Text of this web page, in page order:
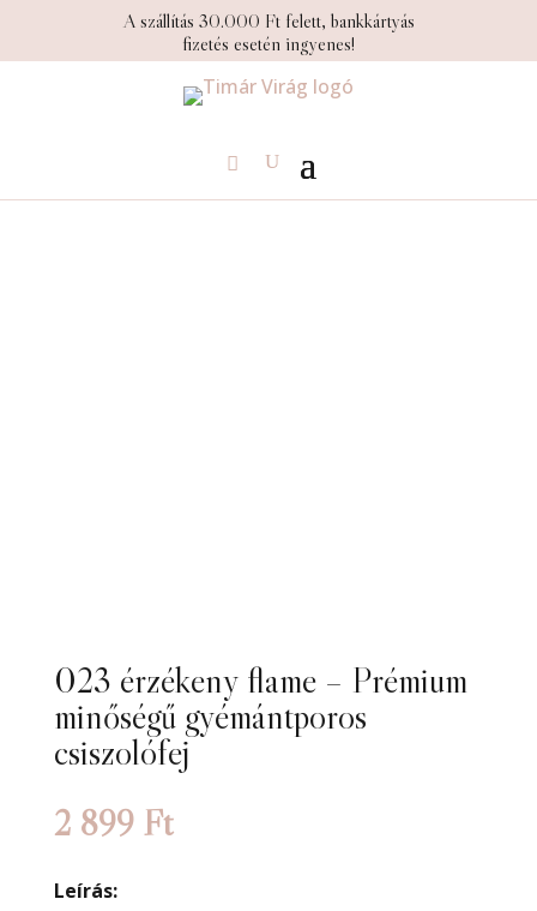
A szállítás 30.000 Ft felett, bankkártyás
fizetés esetén ingyenes!
023 érzékeny flame – Prémium
minőségű gyémántporos
csiszolófej
2 899 Ft
Leírás: